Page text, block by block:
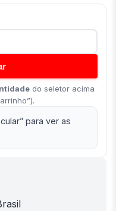
do seletor acima
para ver as